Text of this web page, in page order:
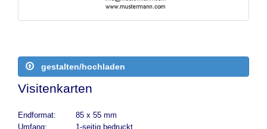
gestalten/hochladen
Visitenkarten
Endformat:
85 x 55 mm
Umfang:
1-seitig bedruckt